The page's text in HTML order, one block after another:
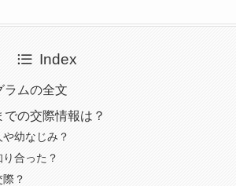
Index
ラムの全文
の交際情報は？
幼なじみ？
合った？
？